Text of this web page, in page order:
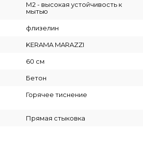
М2 - высокая устойчивость к
мытью
флизелин
KERAMA MARAZZI
60 см
Бетон
Горячее тиснение
Прямая стыковка